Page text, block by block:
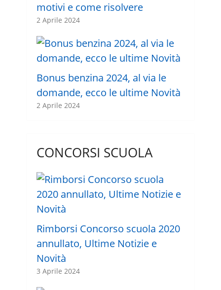
motivi e come risolvere
2 Aprile 2024
Bonus benzina 2024, al via le
domande, ecco le ultime Novità
2 Aprile 2024
CONCORSI SCUOLA
Rimborsi Concorso scuola 2020
annullato, Ultime Notizie e
Novità
3 Aprile 2024